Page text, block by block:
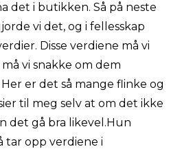
det i butikken. Så på neste
vi det, og i fellesskap
Disse verdiene må vi
vi snakke om dem
er det så mange flinke og
til meg selv at om det ikke
det gå bra likevel.Hun
tar opp verdiene i